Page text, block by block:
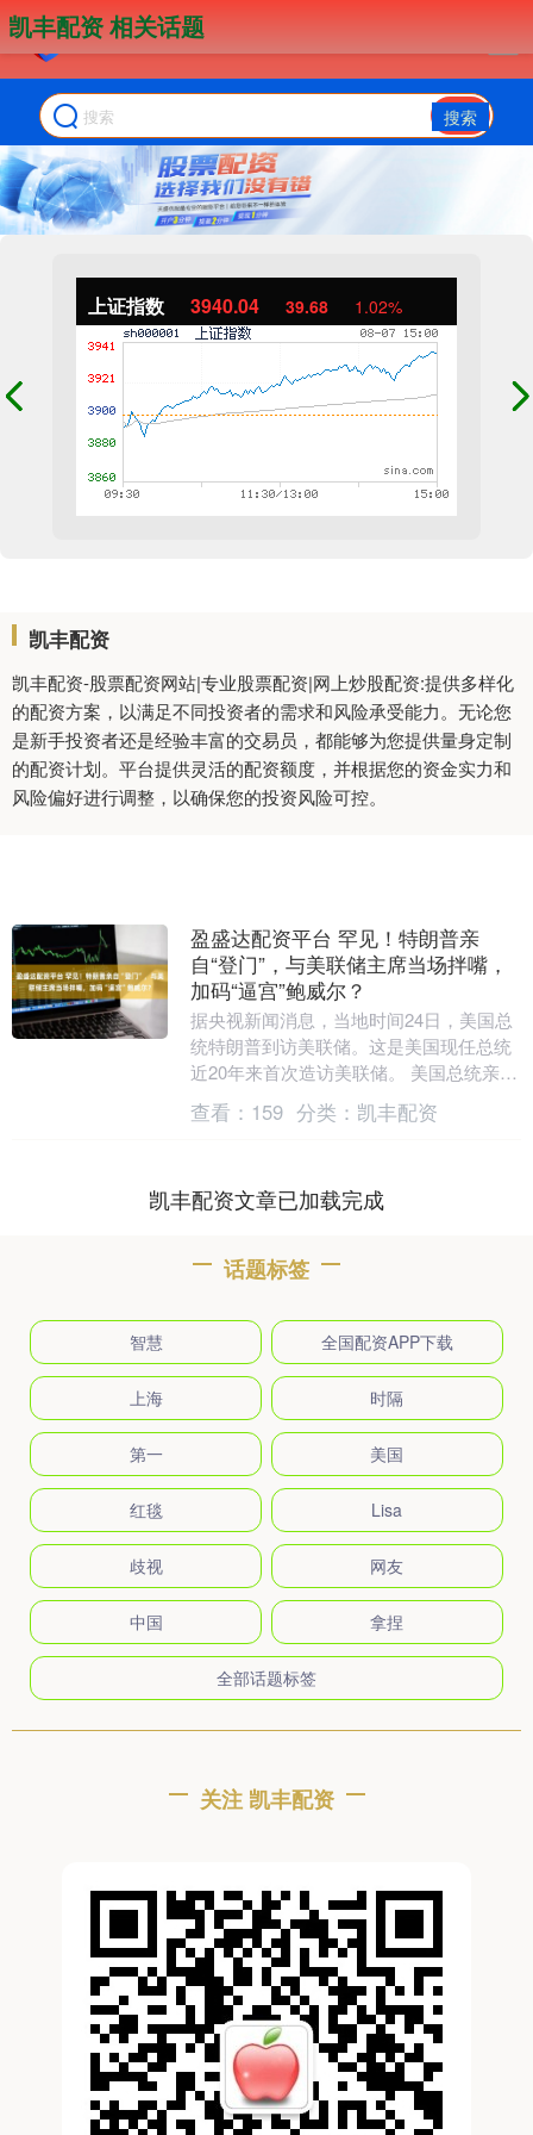
搜索
上证指数 3940.04 39.68 1.02%
凯丰配资
凯丰配资-股票配资网站|专业股票配资|网上炒股配资:提供多样化
的配资方案，以满足不同投资者的需求和风险承受能力。无论您
是新手投资者还是经验丰富的交易员，都能够为您提供量身定制
的配资计划。平台提供灵活的配资额度，并根据您的资金实力和
风险偏好进行调整，以确保您的投资风险可控。
凯丰配资 相关话题
盈盛达配资平台 罕见！特朗普亲
自“登门”，与美联储主席当场拌嘴，
加码“逼宫”鲍威尔？
据央视新闻消息，当地时间24日，美国总
统特朗普到访美联储。这是美国现任总统
近20年来首次造访美联储。 美国总统亲
访“独立”于政治的美联储被认为相当罕
见。不仅如此....
查看： 159 分类： 凯丰配资
凯丰配资文章已加载完成
话题标签
智慧 全国配资APP下载
上海 时隔
第一 美国
红毯 Lisa
歧视 网友
中国 拿捏
全部话题标签
关注 凯丰配资